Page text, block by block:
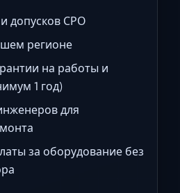
допусков СРО
регионе
на работы и
1 год)
для
за оборудование без